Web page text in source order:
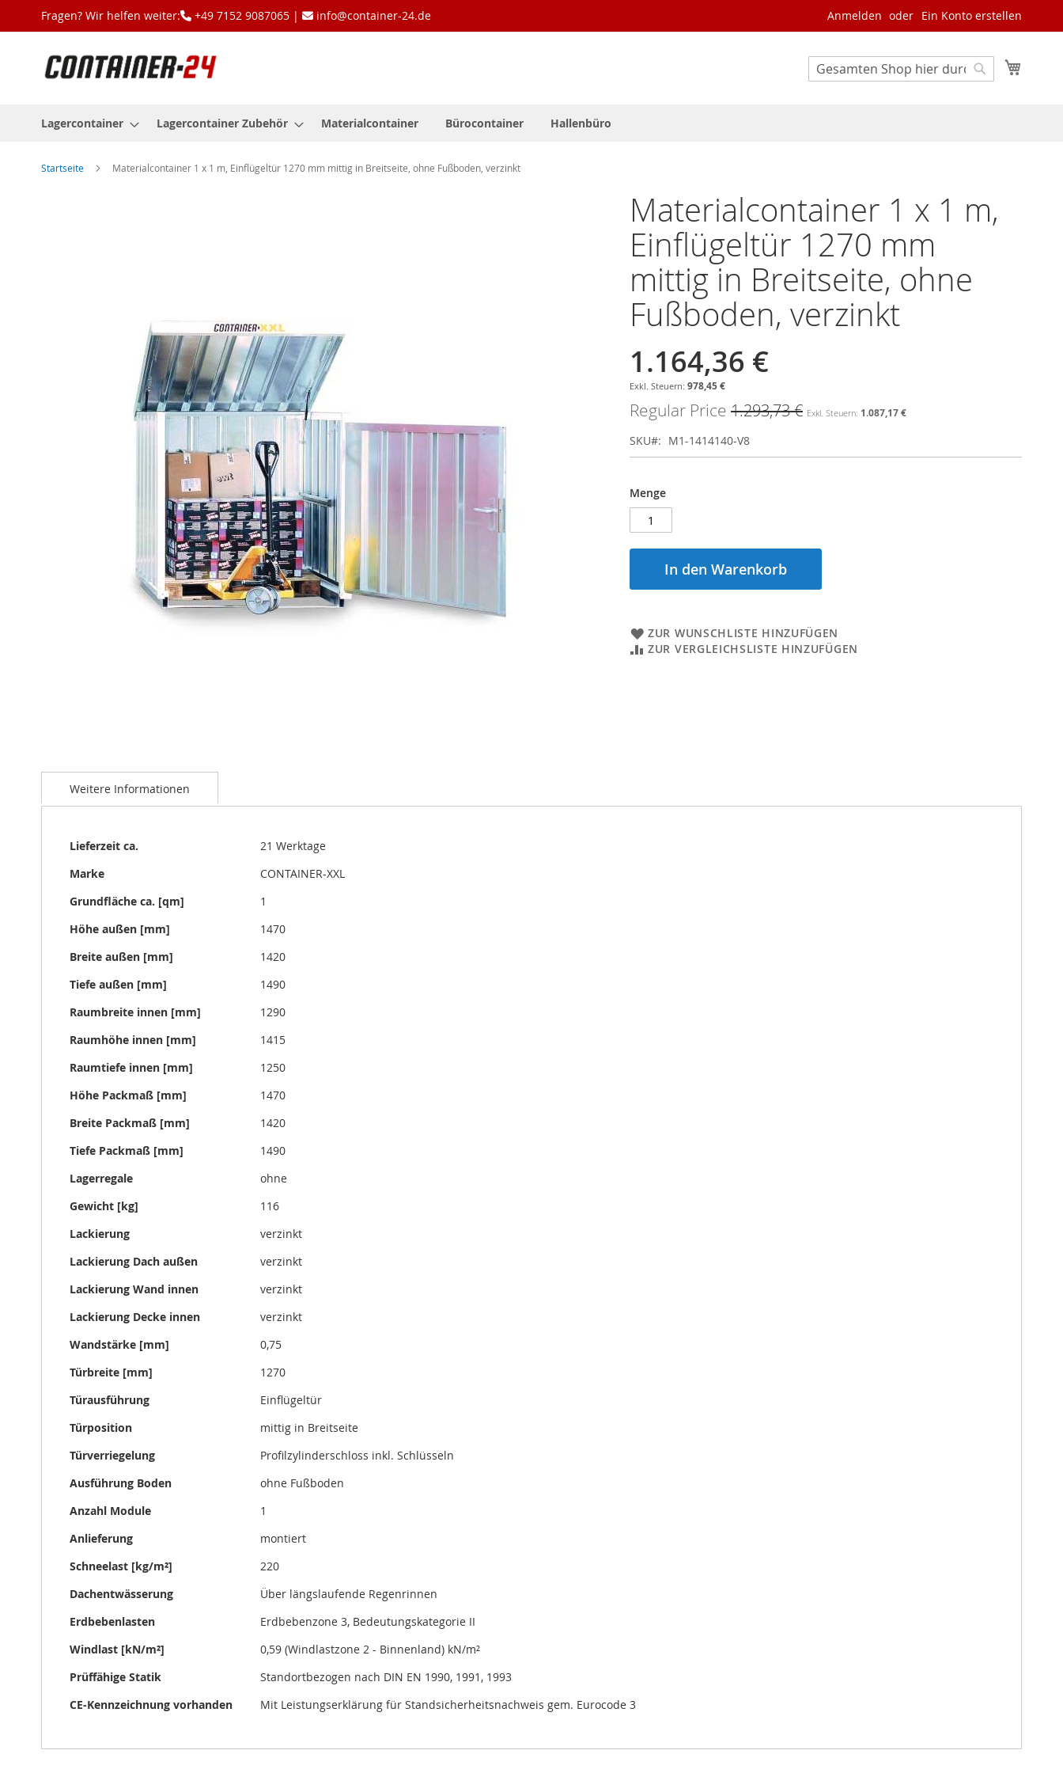
Zum
Inhalt
Anmelden Ein Konto erstellen
Fragen? Wir helfen weiter: +49 7152 9087065 | info@container-24.de
Search
Lagercontainer Lagercontainer Zubehör Materialcontainer Bürocontainer Hallenbüro
Startseite Materialcontainer 1 x 1 m, Einflügeltür 1270 mm mittig in Breitseite, ohne Fußboden, verzinkt
Anfang
Bildgalerie
Materialcontainer 1 x 1 m,
Einflügeltür 1270 mm
mittig in Breitseite, ohne
Fußboden, verzinkt
Special
Price
1.164,36 €
978,45 €
Regular Price 1.293,73 € 1.087,17 €
SKU M1-1414140-V8
Menge
In den Warenkorb
ZUR WUNSCHLISTE HINZUFÜGEN
ZUR VERGLEICHSLISTE HINZUFÜGEN
Weitere Informationen
Weitere
Lieferzeit ca.
21 Werktage
Marke
CONTAINER-XXL
Grundfläche ca. [qm]
1
Höhe außen [mm]
1470
Breite außen [mm]
1420
Tiefe außen [mm]
1490
Raumbreite innen [mm]
1290
Raumhöhe innen [mm]
1415
Raumtiefe innen [mm]
1250
Höhe Packmaß [mm]
1470
Breite Packmaß [mm]
1420
Tiefe Packmaß [mm]
1490
Lagerregale
ohne
Gewicht [kg]
116
Lackierung
verzinkt
Lackierung Dach außen
verzinkt
Lackierung Wand innen
verzinkt
Lackierung Decke innen
verzinkt
Wandstärke [mm]
0,75
Türbreite [mm]
1270
Türausführung
Einflügeltür
Türposition
mittig in Breitseite
Türverriegelung
Profilzylinderschloss inkl. Schlüsseln
Ausführung Boden
ohne Fußboden
Anzahl Module
1
Anlieferung
montiert
Schneelast [kg/m²]
220
Dachentwässerung
Über längslaufende Regenrinnen
Erdbebenlasten
Erdbebenzone 3, Bedeutungskategorie II
Windlast [kN/m²]
0,59 (Windlastzone 2 - Binnenland) kN/m²
Prüffähige Statik
Standortbezogen nach DIN EN 1990, 1991, 1993
CE-Kennzeichnung vorhanden
Mit Leistungserklärung für Standsicherheitsnachweis gem. Eurocode 3